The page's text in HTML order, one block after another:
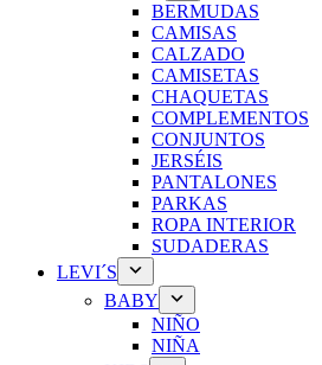
BERMUDAS
CAMISAS
CALZADO
CAMISETAS
CHAQUETAS
COMPLEMENTOS
CONJUNTOS
JERSÉIS
PANTALONES
PARKAS
ROPA INTERIOR
SUDADERAS
LEVI´S
BABY
NIÑO
NIÑA